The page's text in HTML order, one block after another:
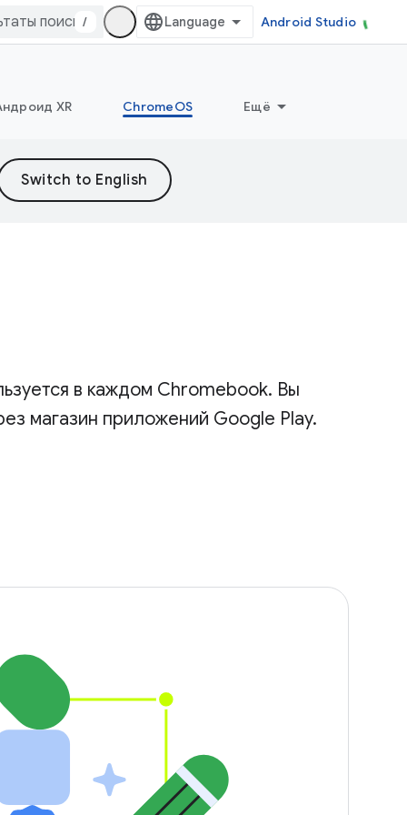
/ Android Studio
XR ChromeOS Ещё
в каждом Chromebook. Вы
магазин приложений Google Play.